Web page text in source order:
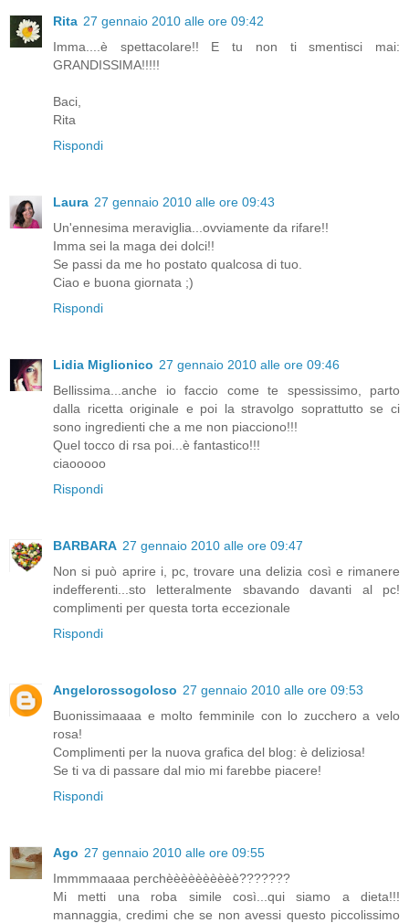
Rita 27 gennaio 2010 alle ore 09:42
Imma....è spettacolare!! E tu non ti smentisci mai:
GRANDISSIMA!!!!!
Baci,
Rita
Rispondi
Laura 27 gennaio 2010 alle ore 09:43
Un'ennesima meraviglia...ovviamente da rifare!!
Imma sei la maga dei dolci!!
Se passi da me ho postato qualcosa di tuo.
Ciao e buona giornata ;)
Rispondi
Lidia Miglionico 27 gennaio 2010 alle ore 09:46
Bellissima...anche io faccio come te spessissimo, parto
dalla ricetta originale e poi la stravolgo soprattutto se ci
sono ingredienti che a me non piacciono!!!
Quel tocco di rsa poi...è fantastico!!!
ciaooooo
Rispondi
BARBARA 27 gennaio 2010 alle ore 09:47
Non si può aprire i, pc, trovare una delizia così e rimanere
indefferenti...sto letteralmente sbavando davanti al pc!
complimenti per questa torta eccezionale
Rispondi
Angelorossogoloso 27 gennaio 2010 alle ore 09:53
Buonissimaaaa e molto femminile con lo zucchero a velo
rosa!
Complimenti per la nuova grafica del blog: è deliziosa!
Se ti va di passare dal mio mi farebbe piacere!
Rispondi
Ago 27 gennaio 2010 alle ore 09:55
Immmmaaaa perchèèèèèèèèèè???????
Mi metti una roba simile così...qui siamo a dieta!!!
mannaggia, credimi che se non avessi questo piccolissimo